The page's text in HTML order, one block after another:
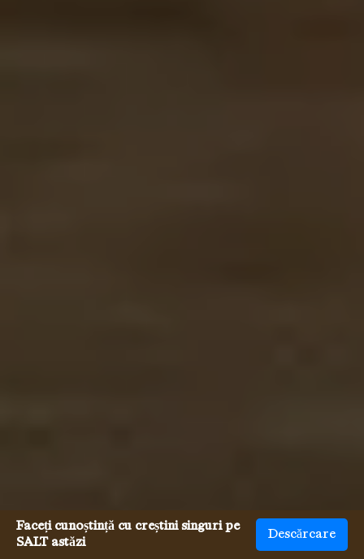
Faceți cunoștință cu creștini singuri pe
SALT astăzi
Descărcare